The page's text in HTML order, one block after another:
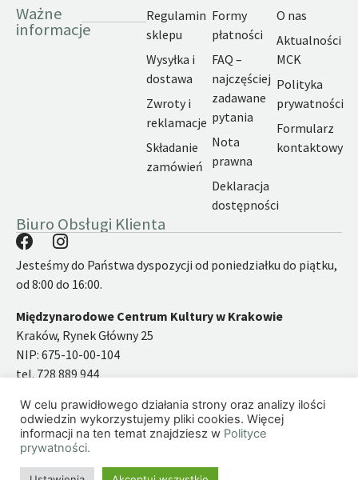
Ważne
informacje
Regulamin
sklepu
Wysyłka i
dostawa
Zwroty i
reklamacje
Składanie
zamówień
Formy
płatności
FAQ –
najczęściej
zadawane
pytania
Nota
prawna
Deklaracja
dostępności
O nas
Aktualności
MCK
Polityka
prywatności
Formularz
kontaktowy
Biuro Obsługi Klienta
Jesteśmy do Państwa dyspozycji od poniedziałku do piątku,
od 8:00 do 16:00.
Międzynarodowe Centrum Kultury w Krakowie
Kraków, Rynek Główny 25
NIP: 675-10-00-104
tel. 728 889 944
W celu prawidłowego działania strony oraz analizy ilości
odwiedzin wykorzystujemy pliki cookies. Więcej
informacji na ten temat znajdziesz w Polityce
prywatności.